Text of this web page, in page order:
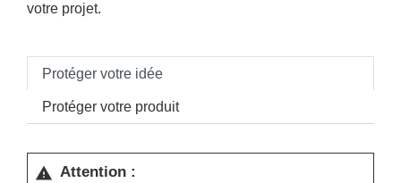
votre projet.
Protéger votre idée
Protéger votre produit
warning Attention :